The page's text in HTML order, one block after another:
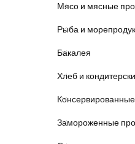
Мясо и мясные
Рыба и
Бакалея
Хлеб и
Замороженные